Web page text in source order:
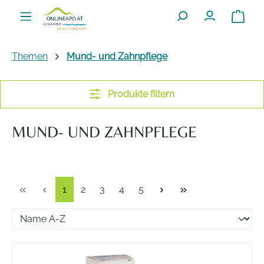
Zum Hauptinhalt springen
Themen Mund- und Zahnpflege
Produkte filtern
MUND- UND ZAHNPFLEGE
Seite
1 Seite
2 Seite
3 Seite
4 Seite
5